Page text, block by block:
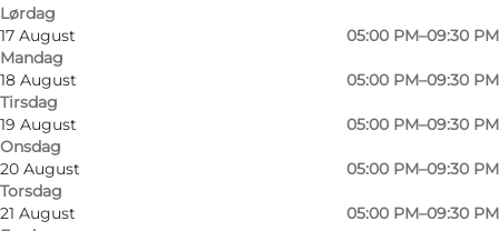
Lørdag
17 August
Mandag
05:00 PM–09:30 PM
18 August
Tirsdag
05:00 PM–09:30 PM
19 August
Onsdag
05:00 PM–09:30 PM
20 August
Torsdag
05:00 PM–09:30 PM
21 August
05:00 PM–09:30 PM
: Foto: